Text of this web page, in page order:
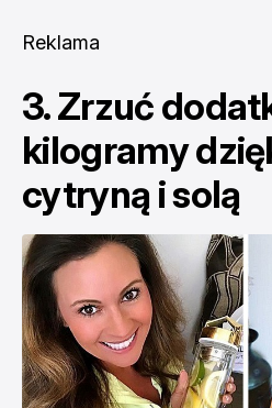
Reklama
3. Zrzuć
kilogramy
cytryną i solą